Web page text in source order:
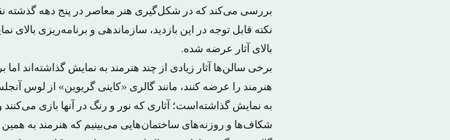
بررسی می‌کند که در شکل‌گیری هنر معاصر در پنج دهه گذشته
نکته قابل توجه در این بازدید، سازماندهی و برنامه‌ریزی
بالای آثار عرضه شده.
برخی سالن‌ها آثار زیادی از چند هنرمند به نمایش گذاشته‌اند اما
هنرمند را عرضه کنند، مانند گالری «کاینی گریوین» از لوس
به نمایش گذاشته‌است؛ آثاری که نور و رنگ در آنها بازی
شکاف‌ها و روزنه‌های ساختمان‌هایی می‌بینیم که هنرمند به